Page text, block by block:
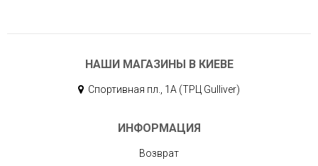
НАШИ МАГАЗИНЫ В КИЕВЕ
Спортивная пл., 1А (ТРЦ Gulliver)
ИНФОРМАЦИЯ
Возврат